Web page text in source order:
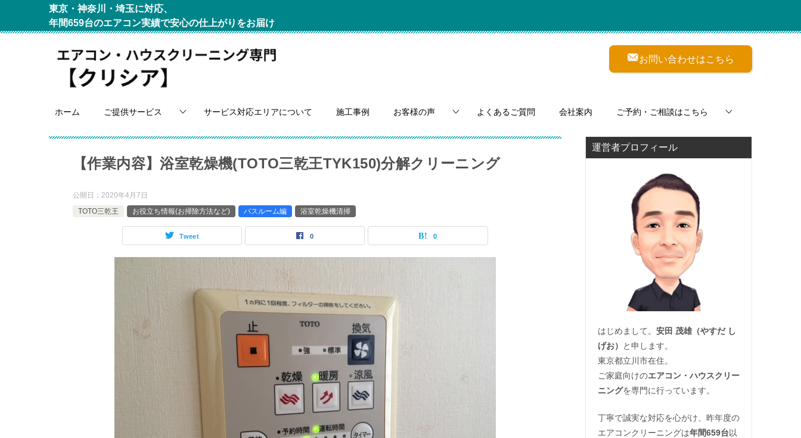
東京・神奈川・埼玉に対応、
年間659台のエアコン実績で安心の仕上がりをお届け
お問い合わせはこちら
ホーム ご提供サービス サービス対応エリアについて 施工事例 お客様の声 よくあるご質問 会社案内 ご予約・ご相談はこちら
【作業内容】浴室乾燥機(TOTO三乾王TYK150)分解クリーニング
公開日： 2020年4月7日
TOTO三乾王
お役立ち情報(お掃除方法など) バスルーム編 浴室乾燥機清掃
Tweet 0 0
運営者プロフィール
はじめまして。 安田 茂雄（やすだ し
げお）
と申します。
東京都立川市在住。
ご家庭向けのエアコン・ハウスクリー
ニングを専門に行っています。
丁寧で誠実な対応を心がけ、昨年度の
エアコンクリーニングは年間659台以